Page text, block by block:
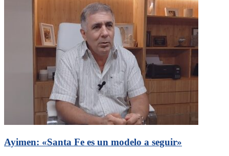
Ayimen: «Santa Fe es un modelo a seguir»